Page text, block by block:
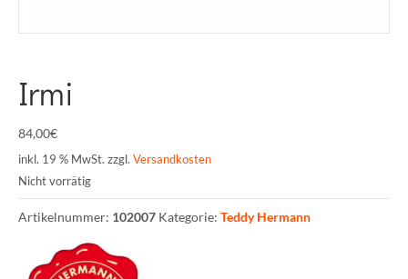
Irmi
84,00€
inkl. 19 % MwSt. zzgl. Versandkosten
Nicht vorrätig
Artikelnummer: 102007 Kategorie: Teddy Hermann